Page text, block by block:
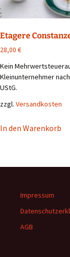
Etagere
28,00 €
Kein
Kleinunternehmer
UStG.
zzgl. Versandkosten
In den Warenkorb
Impressum
AGB